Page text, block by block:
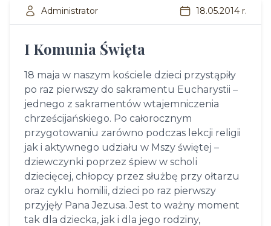
Administrator 18.05.2014 r.
I Komunia Święta
18 maja w naszym kościele dzieci przystąpiły
po raz pierwszy do sakramentu Eucharystii –
jednego z sakramentów wtajemniczenia
chrześcijańskiego. Po całorocznym
przygotowaniu zarówno podczas lekcji religii
jak i aktywnego udziału w Mszy świętej –
dziewczynki poprzez śpiew w scholi
dziecięcej, chłopcy przez służbę przy ołtarzu
oraz cyklu homilii, dzieci po raz pierwszy
przyjęły Pana Jezusa. Jest to ważny moment
tak dla dziecka, jak i dla jego rodziny,